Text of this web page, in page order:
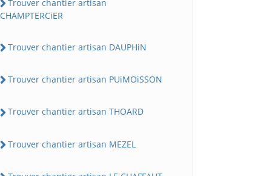
Trouver chantier artisan
CHAMPTERCiER
Trouver chantier artisan DAUPHiN
Trouver chantier artisan PUiMOiSSON
Trouver chantier artisan THOARD
Trouver chantier artisan MEZEL